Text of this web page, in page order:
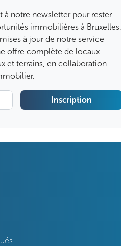
à notre newsletter pour rester
immobilières à Bruxelles.
à jour de notre service
offre complète de locaux
et terrains, en collaboration
Inscription